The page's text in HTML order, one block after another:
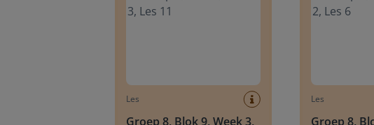
Les
Groep 8, Blok 9, Week 3,
Les
Groep 8,